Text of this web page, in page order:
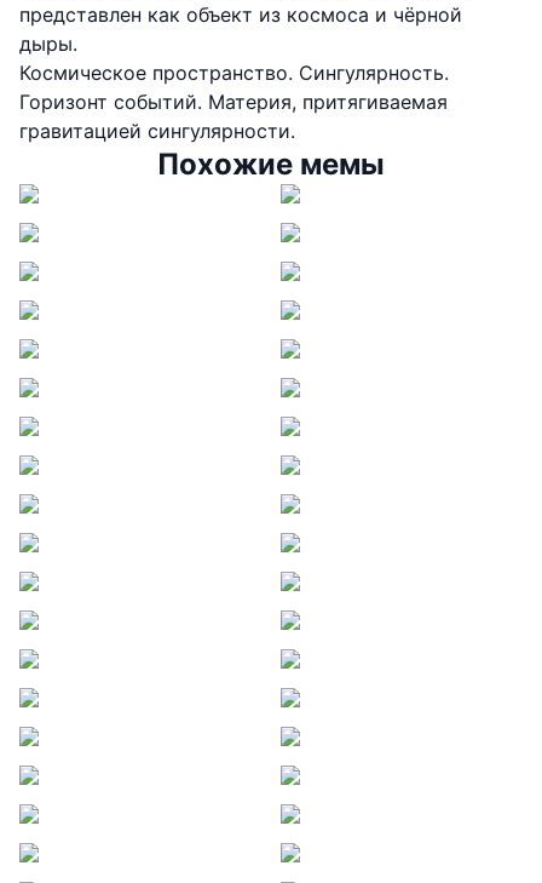
представлен как объект из космоса и чёрной
дыры.
Космическое пространство. Сингулярность.
Горизонт событий. Материя, притягиваемая
гравитацией сингулярности.
Похожие мемы